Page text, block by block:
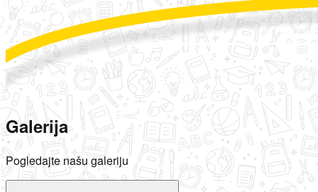
Galerija
Pogledajte našu galeriju